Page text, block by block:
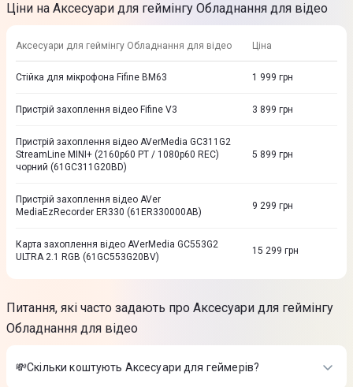
Ціни на Аксесуари для геймінгу Обладнання для відео
Аксесуари для геймінгу Обладнання для відео Ціна
Стійка для мікрофона Fifine BM63 1 999 грн
Пристрій захоплення відео Fifine V3 3 899 грн
Пристрій захоплення відео AVerMedia GC311G2
StreamLine MINI+ (2160p60 PT / 1080p60 REC)
чорний (61GC311G20BD)
5 899 грн
Пристрій захоплення відео AVer
MediaEzRecorder ER330 (61ER330000AB)
9 299 грн
Карта захоплення відео AVerMedia GC553G2
ULTRA 2.1 RGB (61GC553G20BV)
15 299 грн
Питання, які часто задають про Аксесуари для геймінгу
Обладнання для відео
💸Скільки коштують Аксесуари для геймерів?